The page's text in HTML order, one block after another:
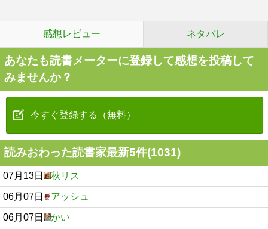
感想レビュー ネタバレ
あなたも読書メーターに登録して感想を投稿して
みませんか？
今すぐ登録する（無料）
読みおわった読書家最新5件(1031)
07月13日 秋リス
06月07日 アッシュ
06月07日 かい